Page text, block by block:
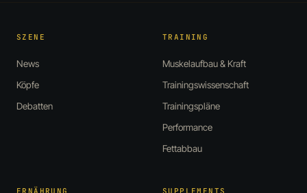
SZENE
News
Köpfe
Debatten
TRAINING
Muskelaufbau & Kraft
Trainingswissenschaft
Trainingspläne
Performance
Fettabbau
ERNÄHRUNG SUPPLEMENTS